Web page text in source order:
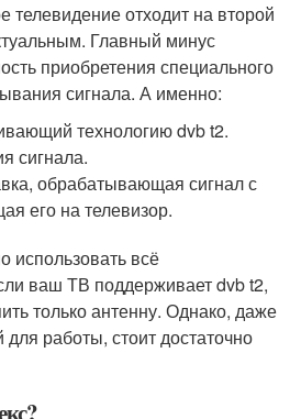
телевидение отходит на второй
Главный минус
приобретения специального
сигнала. А именно:
технологию dvb t2.
сигнала.
обрабатывающая сигнал с
его на телевизор.
использовать всё
ваш ТВ поддерживает dvb t2,
только антенну. Однако, даже
работы, стоит достаточно